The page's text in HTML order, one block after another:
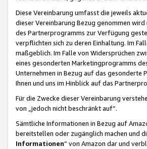
Diese Vereinbarung umfasst die jeweils
dieser Vereinbarung Bezug genommen
des Partnerprogramms zur Verfügung
verpflichten sich zu deren Einhaltung. Im
maßgeblich. Im Falle von Widersprüchen
eines gesonderten Marketingprogramms
Unternehmen in Bezug auf das gesonderte
Ihnen und uns im Hinblick auf das
Für die Zwecke dieser Vereinbarung
von „jedoch nicht beschränkt auf“.
Sämtliche Informationen in Bezug auf
bereitstellen oder zugänglich machen und
Informationen“ von Amazon dar und